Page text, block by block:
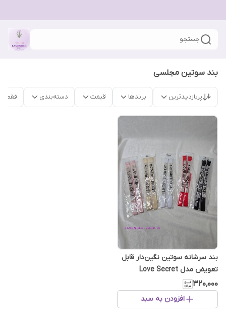
جستجو
بند سوتین مجلسی
پربازدیدترین برندها قیمت دسته‌بندی فقط
بند سرشانه سوتین نگین‌دار قابل
تعویض مدل Love Secret
۳۲۰٬۰۰۰
افزودن به سبد